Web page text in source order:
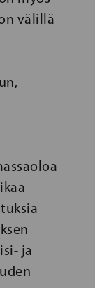
välillä
ja